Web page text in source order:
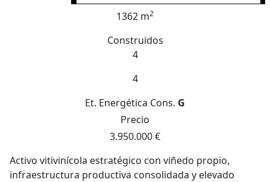
1362 m2
Construidos
4
4
Et. Energética Cons. G
Precio
3.950.000 €
Activo vitivinícola estratégico con viñedo propio,
infraestructura productiva consolidada y elevado